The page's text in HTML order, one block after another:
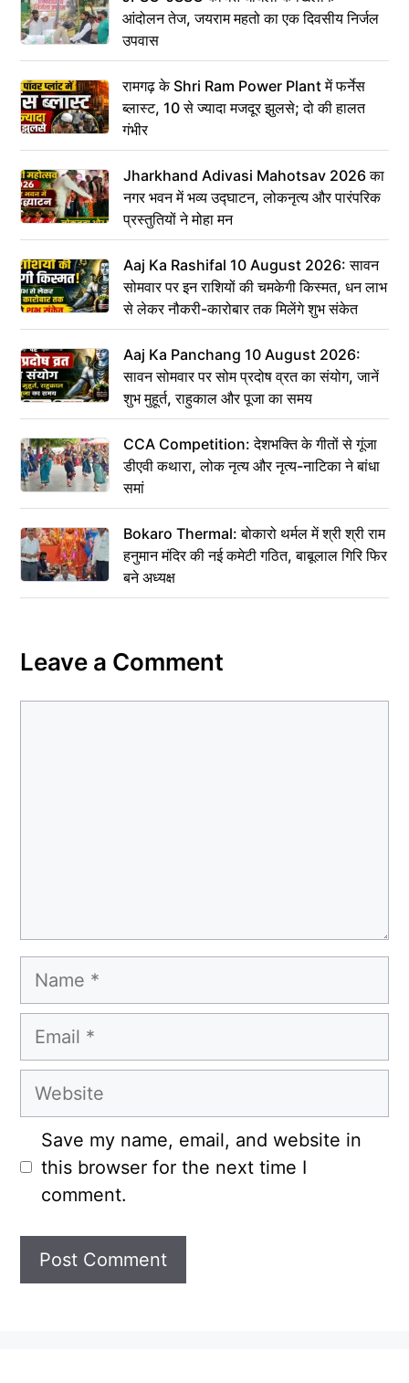
आंदोलन तेज, जयराम महतो का एक दिवसीय निर्जल
उपवास
रामगढ़ के Shri Ram Power Plant में फर्नेस
ब्लास्ट, 10 से ज्यादा मजदूर झुलसे; दो की हालत
गंभीर
Jharkhand Adivasi Mahotsav 2026 का
नगर भवन में भव्य उद्घाटन, लोकनृत्य और पारंपरिक
प्रस्तुतियों ने मोहा मन
Aaj Ka Rashifal 10 August 2026: सावन
सोमवार पर इन राशियों की चमकेगी किस्मत, धन लाभ
से लेकर नौकरी-कारोबार तक मिलेंगे शुभ संकेत
Aaj Ka Panchang 10 August 2026:
सावन सोमवार पर सोम प्रदोष व्रत का संयोग, जानें
शुभ मुहूर्त, राहुकाल और पूजा का समय
CCA Competition: देशभक्ति के गीतों से गूंजा
डीएवी कथारा, लोक नृत्य और नृत्य-नाटिका ने बांधा
समां
Bokaro Thermal: बोकारो थर्मल में श्री श्री राम
हनुमान मंदिर की नई कमेटी गठित, बाबूलाल गिरि फिर
बने अध्यक्ष
Leave a Comment
Name
Email
Website
Save my name, email, and website in
this browser for the next time I
comment.